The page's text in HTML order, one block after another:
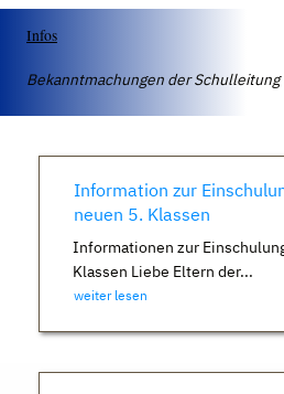
Infos
Bekanntmachungen der
Information zur
neuen 5. Klassen
Informationen zur
Klassen Liebe Eltern der...
weiter lesen